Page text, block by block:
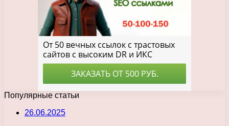
Популярные статьи
26.06.2025